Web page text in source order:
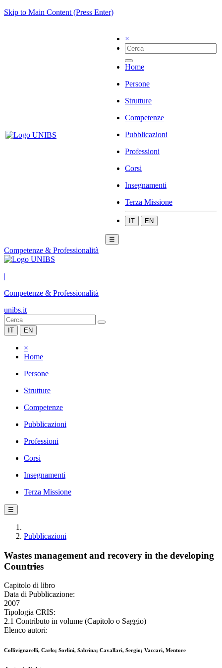
Skip to Main Content (Press Enter)
×
Home
Persone
Strutture
Competenze
Pubblicazioni
Professioni
Corsi
Insegnamenti
Terza Missione
IT EN
☰
Competenze & Professionalità
|
Competenze & Professionalità
unibs.it
IT EN
×
Home
Persone
Strutture
Competenze
Pubblicazioni
Professioni
Corsi
Insegnamenti
Terza Missione
☰
Pubblicazioni
Wastes management and recovery in the developing
Countries
Capitolo di libro
Data di Pubblicazione:
2007
Tipologia CRIS:
2.1 Contributo in volume (Capitolo o Saggio)
Elenco autori:
Collivignarelli, Carlo; Sorlini, Sabrina; Cavallari, Sergio; Vaccari, Mentore